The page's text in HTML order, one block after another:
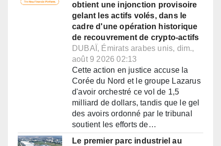
obtient une injonction provisoire
gelant les actifs volés, dans le
cadre d'une opération historique
de recouvrement de crypto-actifs
DUBAÏ, Émirats arabes unis, dim.,
août 9 2026 02:13
Cette action en justice accuse la
Corée du Nord et le groupe Lazarus
d'avoir orchestré ce vol de 1,5
milliard de dollars, tandis que le gel
des avoirs ordonné par le tribunal
soutient les efforts de…
Le premier parc industriel au